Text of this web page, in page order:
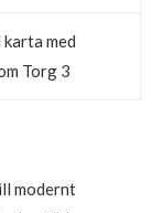
med
Torg 3
modernt